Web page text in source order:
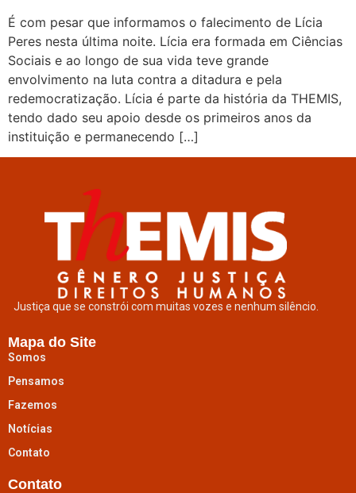
É com pesar que informamos o falecimento de Lícia
Peres nesta última noite. Lícia era formada em Ciências
Sociais e ao longo de sua vida teve grande
envolvimento na luta contra a ditadura e pela
redemocratização. Lícia é parte da história da THEMIS,
tendo dado seu apoio desde os primeiros anos da
instituição e permanecendo […]
Justiça que se constrói com muitas vozes e nenhum silêncio.
Mapa do Site
Somos
Pensamos
Fazemos
Notícias
Contato
Contato